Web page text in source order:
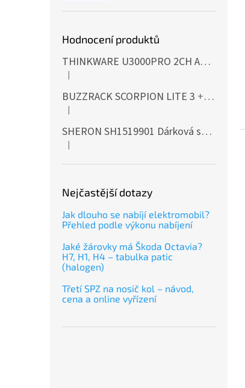
Hodnocení produktů
THINKWARE U3000PRO 2CH Autokamera 4K+2K, HDR, WiFi, GPS, BT, mikrovlnné senzory
Hodnocení produktu je 5 z 5 hvězdiček.
|
BUZZRACK SCORPION LITE 3 + Cashback 500 Kč jako dodatečná sleva za platbu předem
Hodnocení produktu je 5 z 5 hvězdiček.
|
SHERON SH1519901 Dárková sada EXTERIÉR
Hodnocení produktu je 5 z 5 hvězdiček.
|
Nejčastější dotazy
Jak dlouho se nabíjí elektromobil?
Přehled podle výkonu nabíjení
Jaké žárovky má Škoda Octavia?
H7, H1, H4 – tabulka patic
(halogen)
Třetí SPZ na nosič kol – návod,
cena a online vyřízení